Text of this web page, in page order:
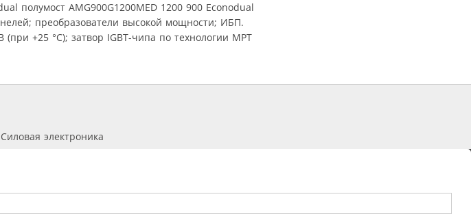
полумост AMG900G1200MED 1200 900 Econodual
преобразователи высокой мощности; ИБП.
+25 °С); затвор IGBT-чипа по технологии MPT
электроника